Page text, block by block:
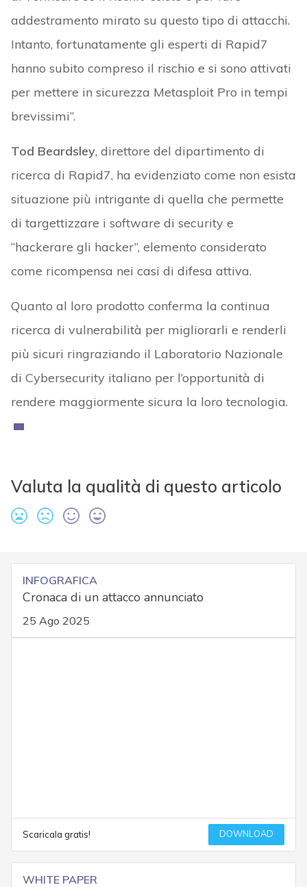
addestramento mirato su questo tipo di attacchi.
Intanto, fortunatamente gli esperti di Rapid7
hanno subito compreso il rischio e si sono attivati
per mettere in sicurezza Metasploit Pro in tempi
brevissimi”.
Tod Beardsley, direttore del dipartimento di
ricerca di Rapid7, ha evidenziato come non esista
situazione più intrigante di quella che permette
di targettizzare i software di security e
“hackerare gli hacker”, elemento considerato
come ricompensa nei casi di difesa attiva.
Quanto al loro prodotto conferma la continua
ricerca di vulnerabilità per migliorarli e renderli
più sicuri ringraziando il Laboratorio Nazionale
di Cybersecurity italiano per l’opportunità di
rendere maggiormente sicura la loro tecnologia.
Valuta la qualità di questo articolo
INFOGRAFICA
Cronaca di un attacco annunciato
25 Ago 2025
Scaricala gratis! DOWNLOAD
WHITE PAPER